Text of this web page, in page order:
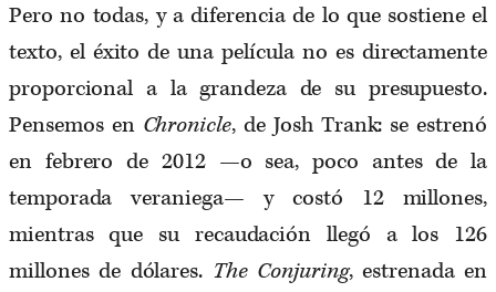
Pero no todas, y a diferencia de lo que sostiene el
texto, el éxito de una película no es directamente
proporcional a la grandeza de su presupuesto.
Pensemos en Chronicle, de Josh Trank: se estrenó
en febrero de 2012 —o sea, poco antes de la
temporada veraniega— y costó 12 millones,
mientras que su recaudación llegó a los 126
millones de dólares. The Conjuring, estrenada en